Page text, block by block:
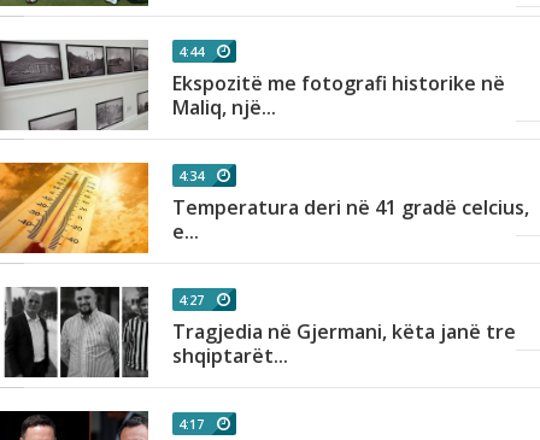
4:44
Ekspozitë me fotografi historike në
Maliq, një...
4:34
Temperatura deri në 41 gradë celcius,
e...
4:27
Tragjedia në Gjermani, këta janë tre
shqiptarët...
4:17